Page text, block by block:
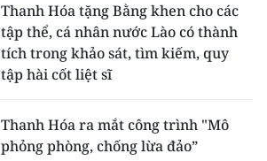
Thanh Hóa tặng Bằng khen cho các
tập thể, cá nhân nước Lào có thành
tích trong khảo sát, tìm kiếm, quy
tập hài cốt liệt sĩ
Thanh Hóa ra mắt công trình "Mô
phỏng phòng, chống lừa đảo”